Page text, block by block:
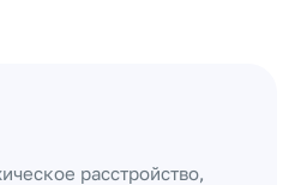
расстройство,